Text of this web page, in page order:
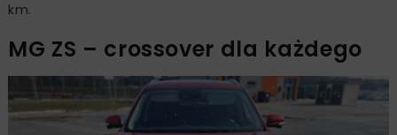
km.
MG ZS – crossover dla każdego